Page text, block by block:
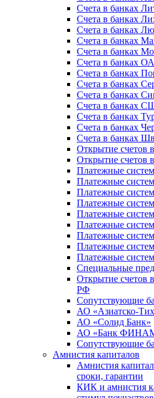
Счета в банках
Счета в банках
Счета в банках
Счета в банках
Счета в банках
Счета в банках
Счета в банках
Счета в банках
Счета в банках
Счета в банках
Счета в банках
Счета в банках
Счета в банках
Открытие счетов
Открытие счетов
Платежные
Платежные
Платежные
Платежные
Платежные
Платежные
Платежные
Платежные
Платежные
Специальные
Открытие счетов
РФ
Сопутствующие
АО «Азиатско-
АО «Солид Банк»
АО «Банк
Сопутствующие
Амнистия капиталов
Амнистия
сроки, гарантии
КИК и амнистия